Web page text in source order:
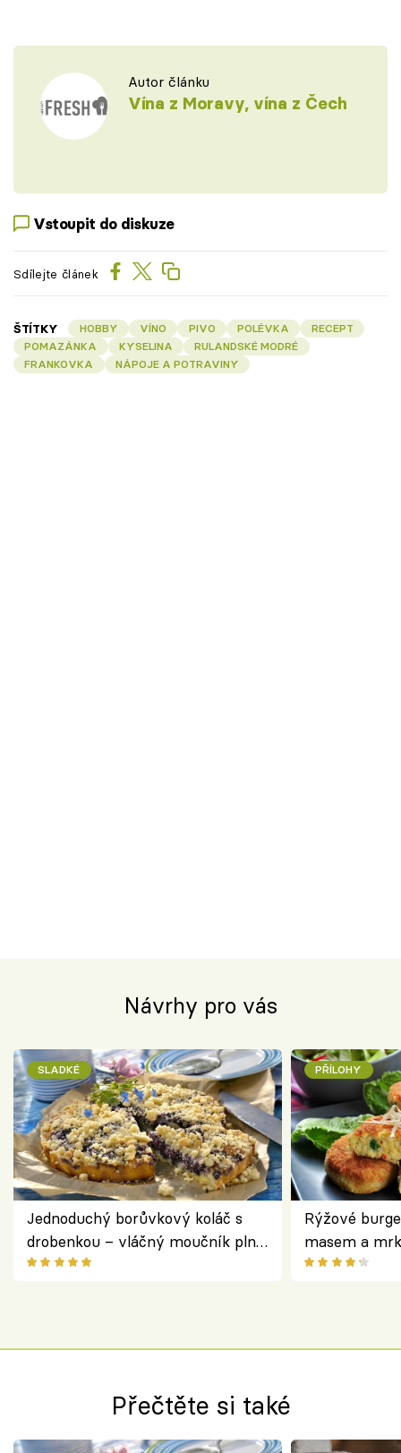
Autor článku
Vína z Moravy, vína z Čech
Vstoupit do diskuze
Sdílejte článek
ŠTÍTKY HOBBY VÍNO PIVO POLÉVKA
RECEPT
POMAZÁNKA
KYSELINA
RULANDSKÉ MODRÉ
FRANKOVKA
NÁPOJE A POTRAVINY
Návrhy pro vás
SLADKÉ
Jednoduchý borůvkový koláč s
drobenkou – vláčný moučník plný
ovoce
PŘÍLOHY
Rýžové
masem a
salátem –
Přečtěte si také